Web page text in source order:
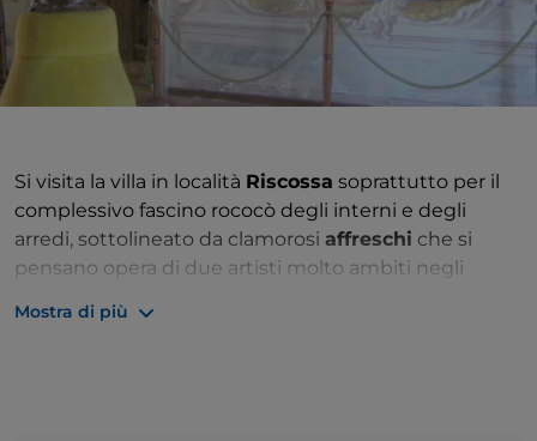
Si visita la villa in località Riscossa soprattutto per il
complessivo fascino rococò degli interni e degli
arredi, sottolineato da clamorosi affreschi che si
pensano opera di due artisti molto ambiti negli
allievo di Giambattista Piazzetta, e Gerolamo
Mostra di più